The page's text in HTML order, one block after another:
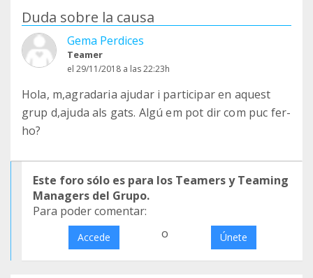
Duda sobre la causa
Gema Perdices
Teamer
el 29/11/2018 a las 22:23h
Hola, m,agradaria ajudar i participar en aquest
grup d,ajuda als gats. Algú em pot dir com puc fer-
ho?
Este foro sólo es para los Teamers y Teaming
Managers del Grupo.
Para poder comentar:
Accede o Únete